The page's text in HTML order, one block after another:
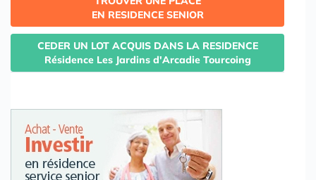
EN RESIDENCE SENIOR
CEDER UN LOT ACQUIS DANS LA RESIDENCE
Résidence Les Jardins d'Arcadie Tourcoing